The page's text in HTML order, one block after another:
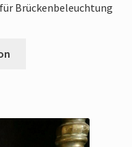
Brückenbeleuchtung